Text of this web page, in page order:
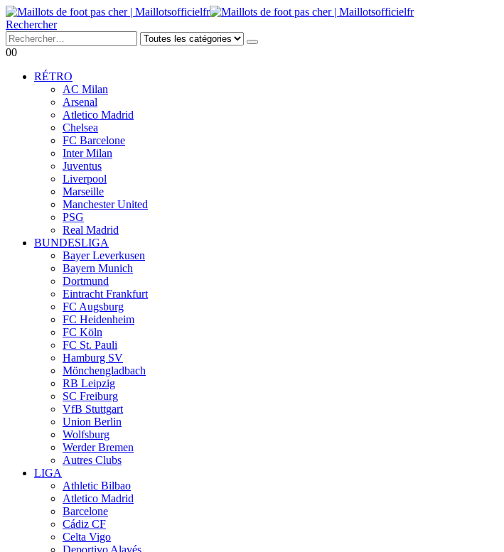
Rechercher
00
RÉTRO
AC Milan
Arsenal
Atletico Madrid
Chelsea
FC Barcelone
Inter Milan
Juventus
Liverpool
Marseille
Manchester United
PSG
Real Madrid
BUNDESLIGA
Bayer Leverkusen
Bayern Munich
Dortmund
Eintracht Frankfurt
FC Augsburg
FC Heidenheim
FC Köln
FC St. Pauli
Hamburg SV
Mönchengladbach
RB Leipzig
SC Freiburg
VfB Stuttgart
Union Berlin
Wolfsburg
Werder Bremen
Autres Clubs
LIGA
Athletic Bilbao
Atletico Madrid
Barcelone
Cádiz CF
Celta Vigo
Deportivo Alavés